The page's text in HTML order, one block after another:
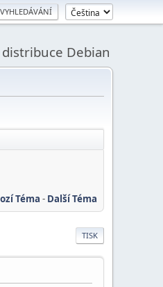
Debian
Téma - Další Téma
TISK